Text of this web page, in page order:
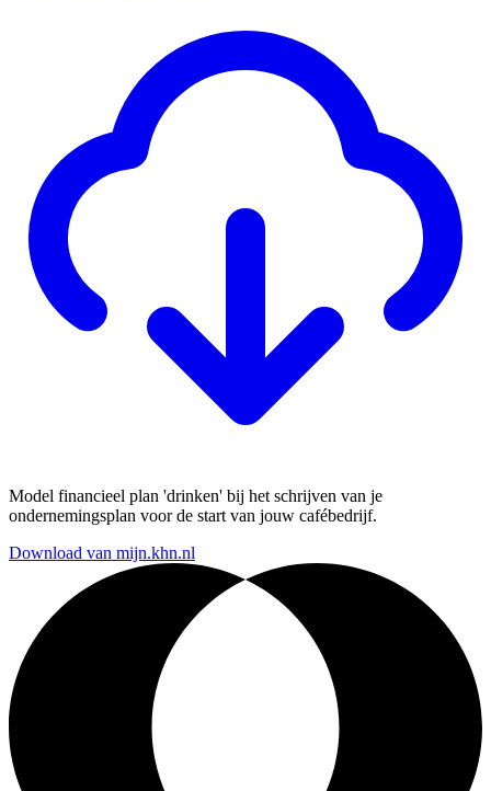
Model financieel plan 'drinken' bij het schrijven van je
ondernemingsplan voor de start van jouw cafébedrijf.
Download van mijn.khn.nl